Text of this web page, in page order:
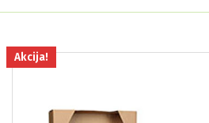
Akcija!